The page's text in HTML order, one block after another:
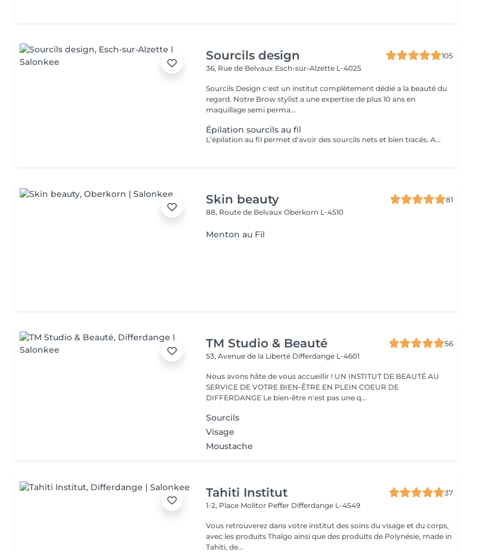
Sourcils design
105
36, Rue de Belvaux Esch-sur-Alzette L-4025
Sourcils Design c'est un institut complètement dédié a la beauté du
regard. Notre Brow stylist a une expertise de plus 10 ans en
maquillage semi perma...
Épilation sourcils au fil
L'épilation au fil permet d'avoir des sourcils nets et bien tracés. Avec des sourcils bien dessinés, vous pourrez avoir un regard attrayant et charmant. Pas de poils incarnés Les poils incarnés sont des poils qui poussent sous la peau. Ils ne sont pas esthétiques. Ils peuvent aussi causer des inflammations et des boutons rouges douloureux. Avec l'épilation au fil, vous pouvez dire adieu aux poils incarnés. Vous aurez un résultat efficace et une peau douce. D'un autre côté, cette technique d'épilation évite les poils cassés.
Skin beauty
81
88, Route de BelvauxOberkorn L-4510
Menton au Fil
TM Studio & Beauté
56
53, Avenue de la Liberté Differdange L-4601
Nous avons hâte de vous accueillir ! UN INSTITUT DE BEAUTÉ AU
SERVICE DE VOTRE BIEN-ÊTRE EN PLEIN COEUR DE
DIFFERDANGE Le bien-être n'est pas une q...
Sourcils
Visage
Moustache
Tahiti Institut
37
1-2, Place Molitor Peffer Differdange L-4549
Vous retrouverez dans votre institut des soins du visage et du corps,
avec les produits Thalgo ainsi que des produits de Polynésie, made in
Tahiti, de...